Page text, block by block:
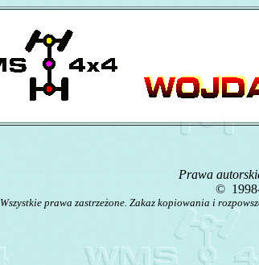
Prawa
©
Wszystkie prawa zastrzeżone. Zakaz kopiowania i